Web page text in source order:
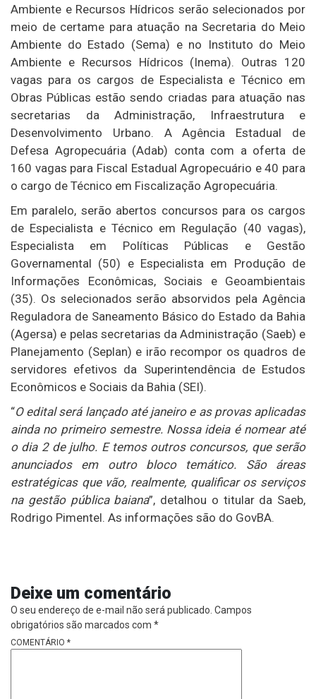
Ambiente e Recursos Hídricos serão selecionados por
meio de certame para atuação na Secretaria do Meio
Ambiente do Estado (Sema) e no Instituto do Meio
Ambiente e Recursos Hídricos (Inema). Outras 120
vagas para os cargos de Especialista e Técnico em
Obras Públicas estão sendo criadas para atuação nas
secretarias da Administração, Infraestrutura e
Desenvolvimento Urbano. A Agência Estadual de
Defesa Agropecuária (Adab) conta com a oferta de
160 vagas para Fiscal Estadual Agropecuário e 40 para
o cargo de Técnico em Fiscalização Agropecuária.
Em paralelo, serão abertos concursos para os cargos
de Especialista e Técnico em Regulação (40 vagas),
Especialista em Políticas Públicas e Gestão
Governamental (50) e Especialista em Produção de
Informações Econômicas, Sociais e Geoambientais
(35). Os selecionados serão absorvidos pela Agência
Reguladora de Saneamento Básico do Estado da Bahia
(Agersa) e pelas secretarias da Administração (Saeb) e
Planejamento (Seplan) e irão recompor os quadros de
servidores efetivos da Superintendência de Estudos
Econômicos e Sociais da Bahia (SEI).
“O edital será lançado até janeiro e as provas aplicadas
ainda no primeiro semestre. Nossa ideia é nomear até
o dia 2 de julho. E temos outros concursos, que serão
anunciados em outro bloco temático. São áreas
estratégicas que vão, realmente, qualificar os serviços
na gestão pública baiana”, detalhou o titular da Saeb,
Rodrigo Pimentel. As informações são do GovBA.
Deixe um comentário
O seu endereço de e-mail não será publicado. Campos
obrigatórios são marcados com *
COMENTÁRIO *